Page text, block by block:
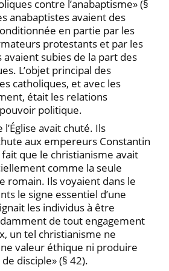
contre l’anabaptisme» (§
anabaptistes avaient des
en partie par les
protestants et par les
avaient subies de la part des
L’objet principal des
catholiques, et avec les
était les relations
politique.
avait chuté. Ils
aux empereurs Constantin
que le christianisme avait
comme la seule
romain. Ils voyaient dans le
le signe essentiel d’une
les individus à être
de tout engagement
un tel christianisme ne
valeur éthique ni produire
disciple» (§ 42).